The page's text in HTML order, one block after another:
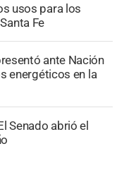
usos para los
Fe
ante Nación
energéticos en la
Senado abrió el